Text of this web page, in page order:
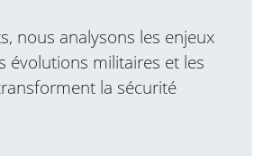
nous analysons les enjeux
évolutions militaires et les
la sécurité